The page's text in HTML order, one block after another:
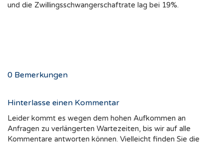
und die Zwillingsschwangerschaftrate lag bei 19%.
0 Bemerkungen
Hinterlasse einen Kommentar
Leider kommt es wegen dem hohen Aufkommen an
Anfragen zu verlängerten Wartezeiten, bis wir auf alle
Kommentare antworten können. Vielleicht finden Sie die